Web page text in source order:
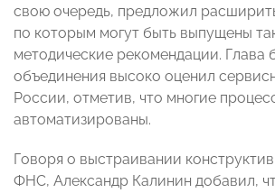
свою очередь, предложил
по которым могут быть выпущены
методические рекомендации. Глава
объединения высоко оценил
России, отметив, что многие
автоматизированы.
Говоря о выстраивании
ФНС, Александр Калинин добавил,